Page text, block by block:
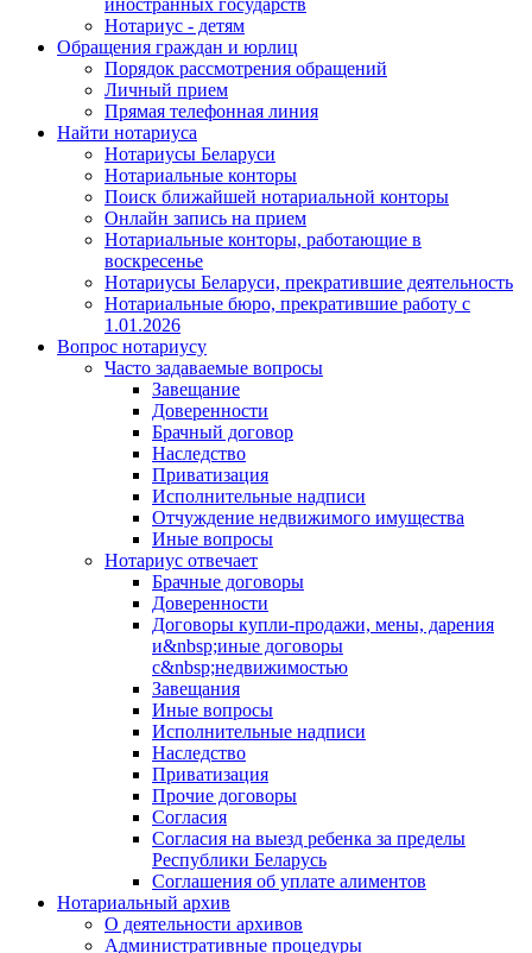
иностранных государств
Нотариус - детям
Обращения граждан и юрлиц
Порядок рассмотрения обращений
Личный прием
Прямая телефонная линия
Найти нотариуса
Нотариусы Беларуси
Нотариальные конторы
Поиск ближайшей нотариальной конторы
Онлайн запись на прием
Нотариальные конторы, работающие в
воскресенье
Нотариусы Беларуси, прекратившие деятельность
Нотариальные бюро, прекратившие работу с
1.01.2026
Вопрос нотариусу
Часто задаваемые вопросы
Завещание
Доверенности
Брачный договор
Наследство
Приватизация
Исполнительные надписи
Отчуждение недвижимого имущества
Иные вопросы
Нотариус отвечает
Брачные договоры
Доверенности
Договоры купли-продажи, мены, дарения
и&nbsp;иные договоры
с&nbsp;недвижимостью
Завещания
Иные вопросы
Исполнительные надписи
Наследство
Приватизация
Прочие договоры
Согласия
Согласия на выезд ребенка за пределы
Республики Беларусь
Соглашения об уплате алиментов
Нотариальный архив
О деятельности архивов
Административные процедуры